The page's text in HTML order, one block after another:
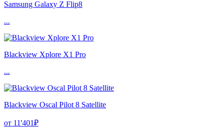
Samsung Galaxy Z Flip8
...
Blackview Xplore X1 Pro
...
Blackview Oscal Pilot 8 Satellite
от 11'401₽